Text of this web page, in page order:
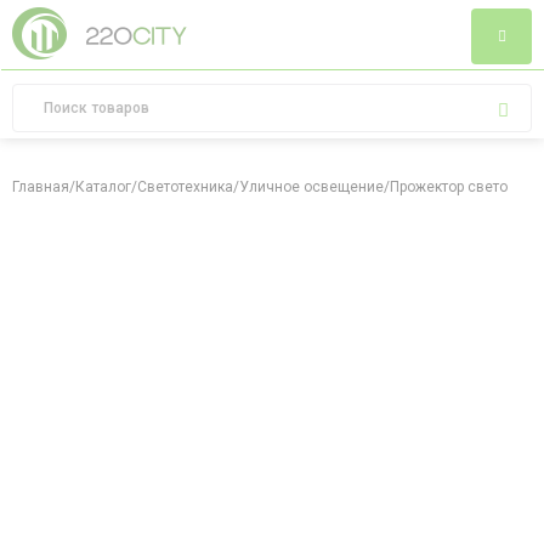
Главная/Каталог/Светотехника/Уличное освещение/Прожектор